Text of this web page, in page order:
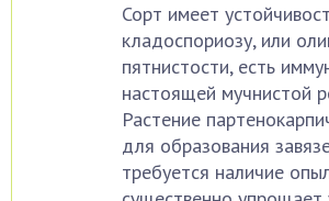
Сорт имеет
кладоспориозу, или
пятнистости, есть
настоящей мучнистой
Растение
для образования
требуется наличие